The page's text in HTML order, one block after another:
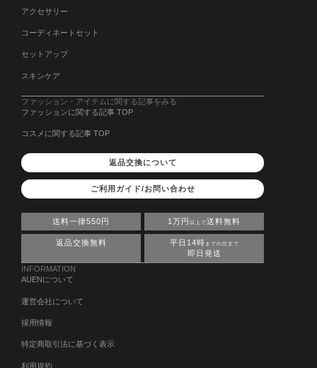
アクセサリー
コーディネートセット
セットアップ
スキンケア
ファッション・アイテムに関する記事をみる
ファッションに関する記事 TOP
コスメに関する記事 TOP
返品交換について
ご利用ガイド/お問い合わせ
送料一律550円 1万円 以上で送料無料
返品交換無料 平日14時 までの注文で
即日発送
INFORMATION
AUENについて
運営会社について
採用情報
特定商取引法に基づく表示
利用規約